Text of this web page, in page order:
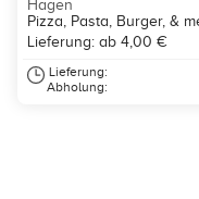
Hagen
Pizza, Pasta, Burger, &
Lieferung: ab 4,00 €
Lieferung:
Abholung: